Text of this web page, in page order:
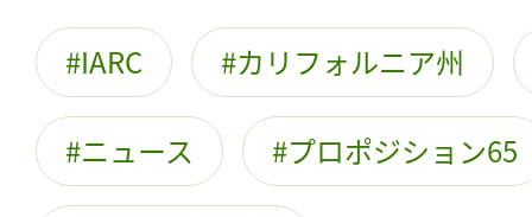
IARC カリフォルニア州
ニュース プロポジション65